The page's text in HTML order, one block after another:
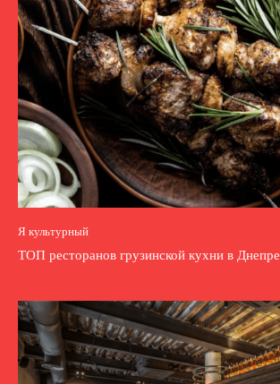
Я культурный
ТОП ресторанов грузинской кухни в Днепре